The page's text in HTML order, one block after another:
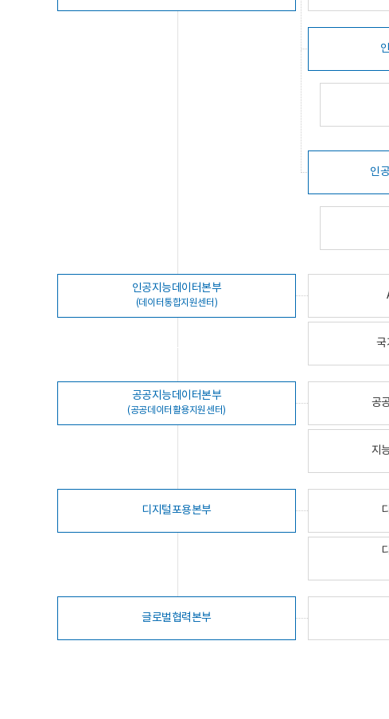
인
인공지능데이터본부
(데이터통합지원센터)
국
공공지능데이터본부
(공공데이터활용지원센터)
공
지
디지털포용본부
글로벌협력본부